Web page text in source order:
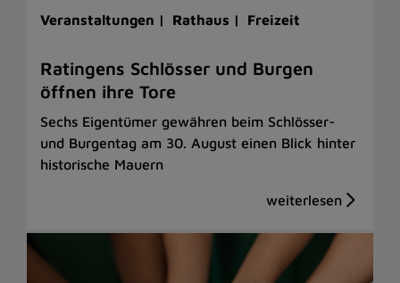
Veranstaltungen | Rathaus | Freizeit
Ratingens Schlösser und Burgen
öffnen ihre Tore
Sechs Eigentümer gewähren beim Schlösser-
und Burgentag am 30. August einen Blick hinter
historische Mauern